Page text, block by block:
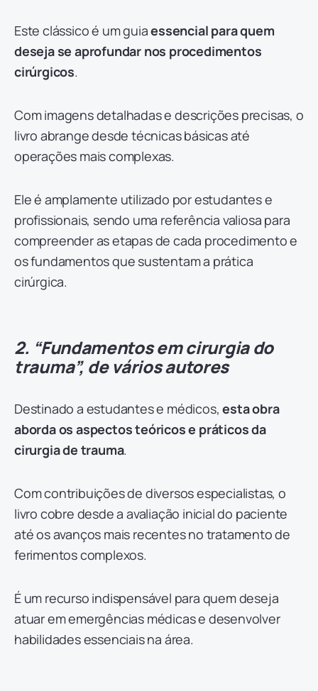
Este clássico é um guiaessencial para quem
deseja se aprofundar nos procedimentos
cirúrgicos.
Com imagens detalhadas e descrições precisas, o
livro abrange desde técnicas básicas até
operações mais complexas.
Ele é amplamente utilizado por estudantes e
profissionais, sendo uma referência valiosa para
compreender as etapas de cada procedimento e
os fundamentos que sustentam a prática
cirúrgica.
2. “Fundamentos em cirurgia do
trauma”, de vários autores
Destinado a estudantes e médicos,esta obra
aborda os aspectos teóricos e práticos da
cirurgia de trauma.
Com contribuições de diversos especialistas, o
livro cobre desde a avaliação inicial do paciente
até os avanços mais recentes no tratamento de
ferimentos complexos.
É um recurso indispensável para quem deseja
atuar em emergências médicas e desenvolver
habilidades essenciais na área.